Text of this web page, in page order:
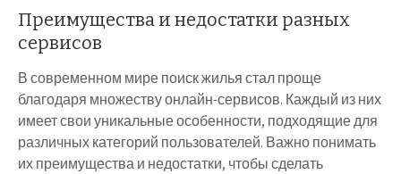
Преимущества и недостатки разных
сервисов
В современном мире поиск жилья стал проще
благодаря множеству онлайн-сервисов. Каждый из них
имеет свои уникальные особенности, подходящие для
различных категорий пользователей. Важно понимать
их преимущества и недостатки, чтобы сделать